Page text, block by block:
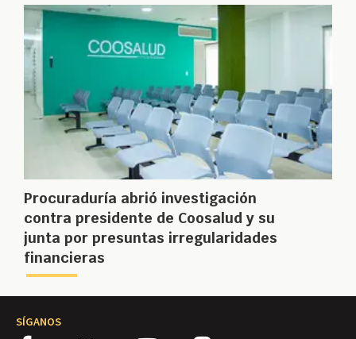
Procuraduría abrió investigación
contra presidente de Coosalud y su
junta por presuntas irregularidades
financieras
SÍGANOS